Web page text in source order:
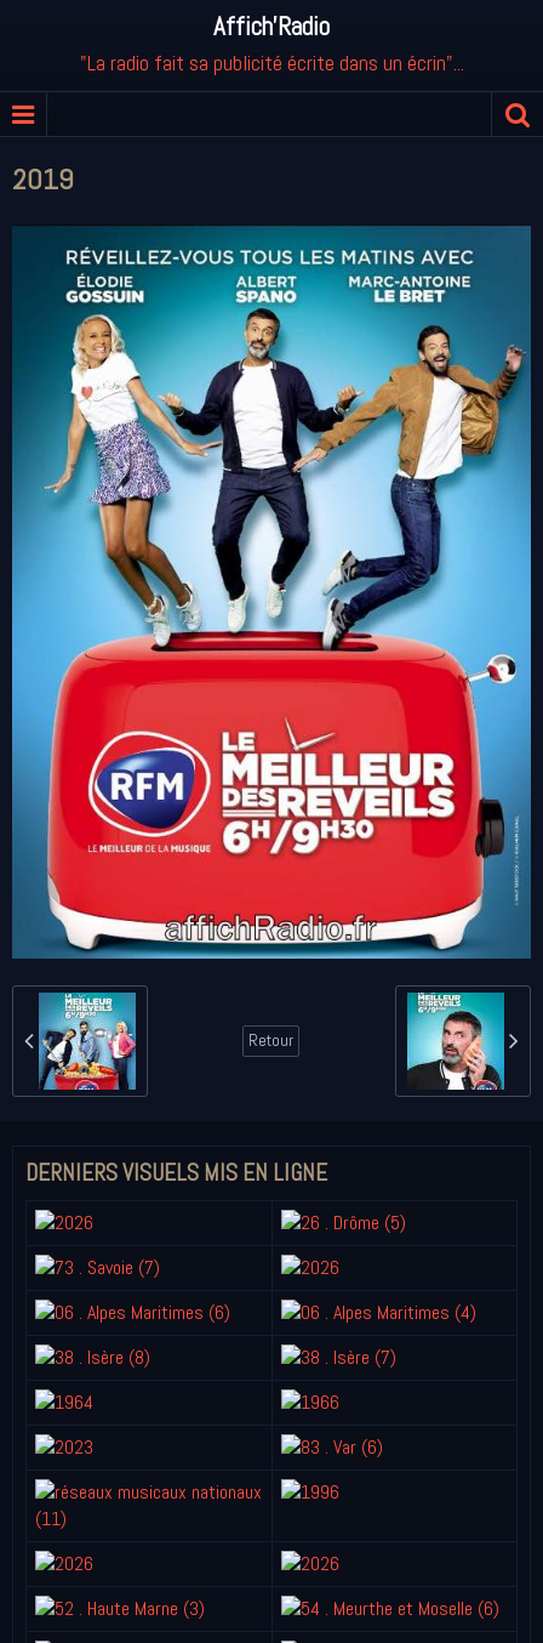
Affich'Radio
"La radio fait sa publicité écrite dans un écrin"...
2019
Retour
DERNIERS VISUELS MIS EN LIGNE